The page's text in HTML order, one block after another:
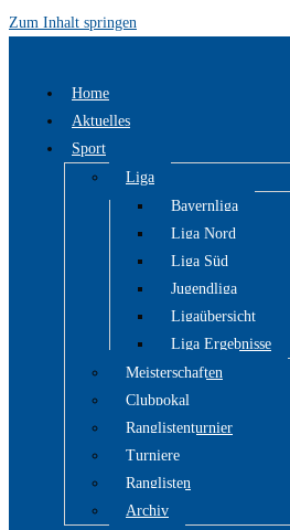
Zum Inhalt springen
Home
Aktuelles
Sport
Liga
Bayernliga
Liga Nord
Liga Süd
Jugendliga
Ligaübersicht
Liga Ergebnisse
Meisterschaften
Clubpokal
Ranglistenturnier
Turniere
Ranglisten
Archiv